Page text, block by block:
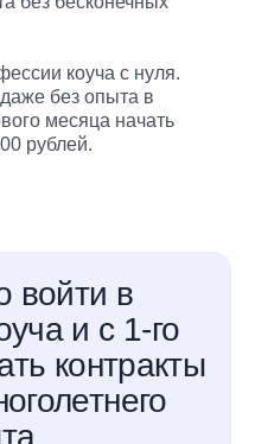
коуча с нуля.
без опыта в
месяца начать
рублей.
войти в
и с 1-го
контракты